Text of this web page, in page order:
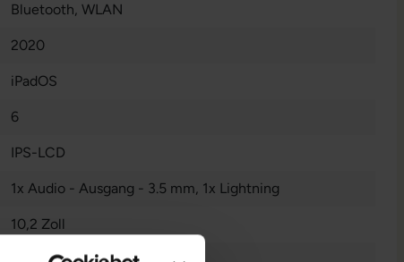
Bluetooth, WLAN
2020
iPadOS
6
IPS-LCD
1x Audio - Ausgang - 3.5 mm, 1x Lightning
10,2 Zoll